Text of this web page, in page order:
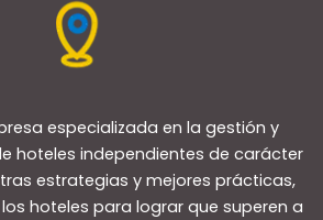
especializada en la gestión y
hoteles independientes de carácter
estrategias y mejores prácticas,
hoteles para lograr que superen a